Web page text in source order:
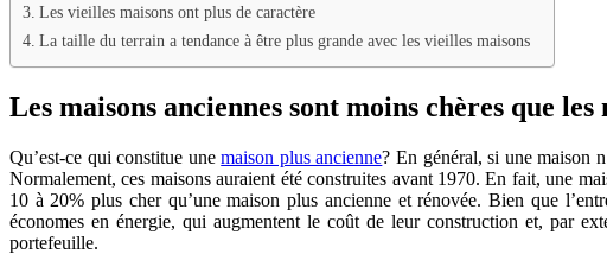
Les vieilles maisons ont plus de caractère
La taille du terrain a tendance à être plus grande avec les vieilles maisons
Les maisons anciennes sont moins chères que les
Qu’est-ce qui constitue unemaison plus ancienne? En général, si une maison
Normalement, ces maisons auraient été construites avant 1970. En fait, une
10 à 20% plus cher qu’une maison plus ancienne et rénovée. Bien que
économes en énergie, qui augmentent le coût de leur construction et, par
portefeuille.